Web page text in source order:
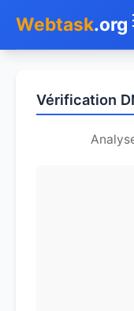
Webtask.org
Whois
Vérification